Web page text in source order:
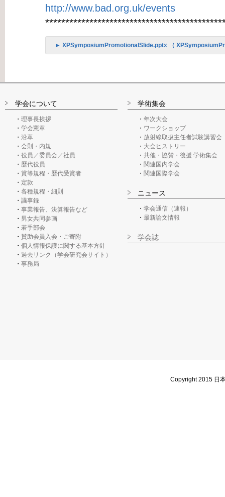
http://www.bad.org.uk/events
► XPSymposiumPromotionalSlide.pptx （
学会について
理事長挨拶
学会憲章
沿革
会則・内規
役員／委員会／社員
歴代役員
賞等規程・歴代受賞者
定款
各種規程・細則
議事録
事業報告、決算報告など
男女共同参画
若手部会
賛助会員入会・ご寄附
個人情報保護に関する基本方針
過去リンク（学会研究会サイト）
事務局
学術集会
年次大会
ワークショップ
放射線取扱主任者試験講習会
大会ヒストリー
共催・協賛・後援 学術集会
関連国内学会
関連国際学会
ニュース
学会通信（速報）
最新論文情報
学会誌
Copyright 2015 日